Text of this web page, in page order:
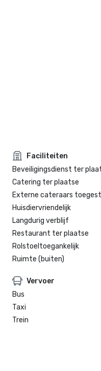
Faciliteiten
Beveiligingsdienst ter
Catering ter plaatse
Externe cateraars
Huisdiervriendelijk
Langdurig verblijf
Restaurant ter plaatse
Rolstoeltoegankelijk
Ruimte (buiten)
Vervoer
Bus
Taxi
Trein